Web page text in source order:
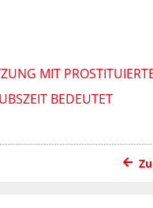
MIT
BEDEUTET